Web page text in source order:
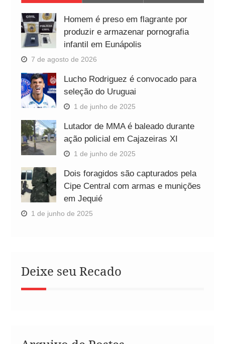
Homem é preso em flagrante por
produzir e armazenar pornografia
infantil em Eunápolis
7 de agosto de 2026
Lucho Rodriguez é convocado para
seleção do Uruguai
1 de junho de 2025
Lutador de MMA é baleado durante
ação policial em Cajazeiras XI
1 de junho de 2025
Dois foragidos são capturados pela
Cipe Central com armas e munições
em Jequié
1 de junho de 2025
Deixe seu Recado